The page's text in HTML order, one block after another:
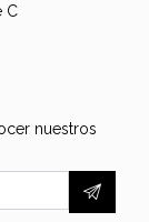
C
nuestros